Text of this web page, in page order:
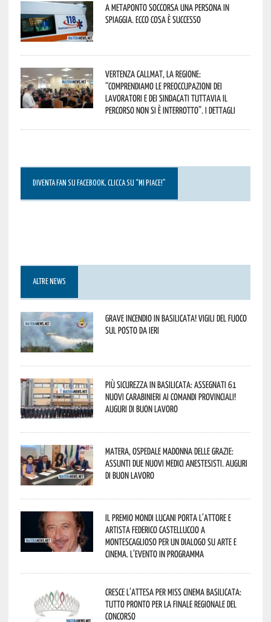
A Metaponto soccorsa una persona in
spiaggia. Ecco cosa è successo
Vertenza CallMat, la Regione:
“comprendiamo le preoccupazioni dei
lavoratori e dei sindacati tuttavia il
percorso non si è interrotto”. I dettagli
DIVENTA FAN SU FACEBOOK, CLICCA SU “MI PIACE!”
ALTRE NEWS
Grave incendio in Basilicata! Vigili del fuoco
sul posto da ieri
Più sicurezza in Basilicata: assegnati 61
nuovi Carabinieri ai Comandi provinciali!
Auguri di buon lavoro
Matera, Ospedale Madonna delle Grazie:
assunti due nuovi medici anestesisti. Auguri
di buon lavoro
Il Premio Mondi Lucani porta l’attore e
artista Federico Castelluccio a
Montescaglioso per un dialogo su arte e
cinema. L’evento in programma
Cresce l’attesa per Miss Cinema Basilicata:
tutto pronto per la finale regionale del
concorso